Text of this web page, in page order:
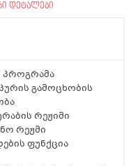
დეტალები
პროგრამა
გამოცხობის
რეჟიმი
რეჟმი
ფუნქცია